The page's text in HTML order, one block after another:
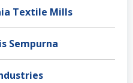
Textile Mills
Sempurna